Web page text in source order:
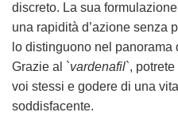
discreto. La sua
una rapidità d’azione senza
lo distinguono nel
Grazie al `vardenafil`,
voi stessi e godere di una
soddisfacente.